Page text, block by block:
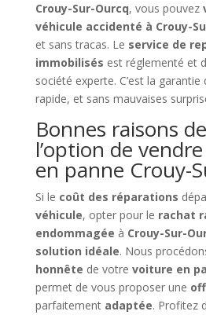
Crouy-Sur-Ourcq, vous pouvez
véhicule accidenté à Crouy-
et sans tracas. Le service de
immobilisés est réglementé et
société experte. C’est la garantie
rapide, et sans mauvaises
Bonnes raisons
l’option de
en panne Crouy-
Si le coût des réparations
véhicule, opter pour le rachat
endommagée à Crouy-Sur-
solution idéale. Nous
honnête de votre voiture en
permet de vous proposer une
parfaitement adaptée. Profitez